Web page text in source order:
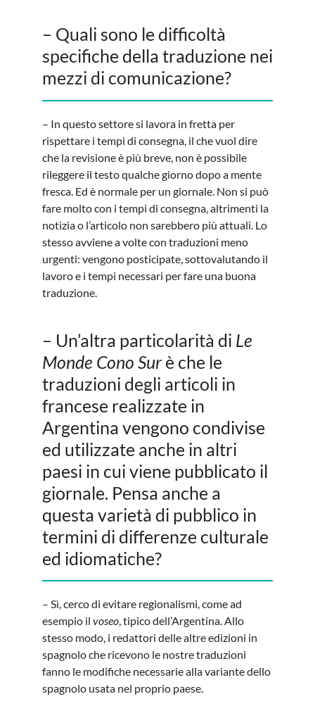
– Quali sono le difficoltà
specifiche della traduzione nei
mezzi di comunicazione?
– In questo settore si lavora in fretta per
rispettare i tempi di consegna, il che vuol dire
che la revisione è più breve, non è possibile
rileggere il testo qualche giorno dopo a mente
fresca. Ed è normale per un giornale. Non si può
fare molto con i tempi di consegna, altrimenti la
notizia o l’articolo non sarebbero più attuali. Lo
stesso avviene a volte con traduzioni meno
urgenti: vengono posticipate, sottovalutando il
lavoro e i tempi necessari per fare una buona
traduzione.
– Un’altra particolarità di Le
Monde Cono Sur è che le
traduzioni degli articoli in
francese realizzate in
Argentina vengono condivise
ed utilizzate anche in altri
paesi in cui viene pubblicato il
giornale. Pensa anche a
questa varietà di pubblico in
termini di differenze culturale
ed idiomatiche?
– Sì, cerco di evitare regionalismi, come ad
esempio il voseo , tipico dell’Argentina. Allo
stesso modo, i redattori delle altre edizioni in
spagnolo che ricevono le nostre traduzioni
fanno le modifiche necessarie alla variante dello
spagnolo usata nel proprio paese.